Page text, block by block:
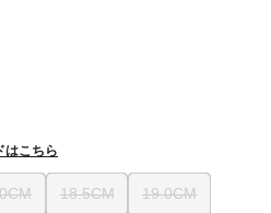
18.5CM 19.0CM
はこちら